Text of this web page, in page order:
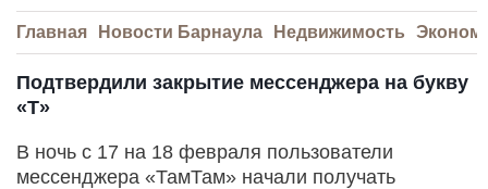
Главная Новости Барнаула Недвижимость
Подтвердили закрытие мессенджера на букву
«Т»
В ночь с 17 на 18 февраля пользователи
мессенджера «ТамТам» начали получать